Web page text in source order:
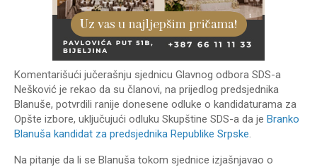
Komentarišući jučerašnju sjednicu Glavnog odbora SDS-a
Nešković je rekao da su članovi, na prijedlog predsjednika
Blanuše, potvrdili ranije donesene odluke o kandidaturama za
Opšte izbore, uključujući odluku Skupštine SDS-a da je Branko
Blanuša kandidat za predsjednika Republike Srpske.
Na pitanje da li se Blanuša tokom sjednice izjašnjavao o